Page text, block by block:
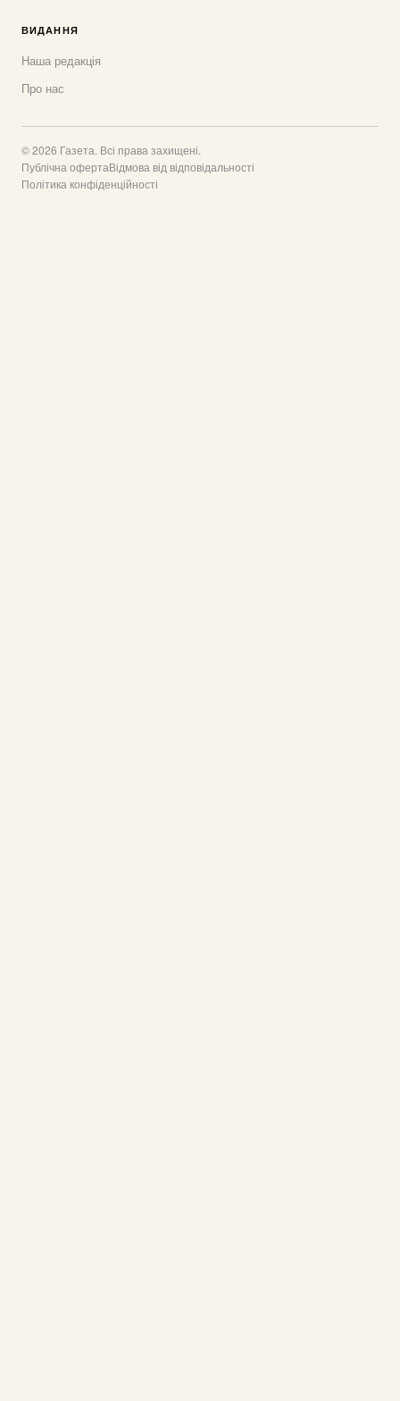
ВИДАННЯ
Наша редакція
Про нас
© 2026 Газета. Всі права захищені.
Публічна офертаВідмова від відповідальності
Політика конфіденційності